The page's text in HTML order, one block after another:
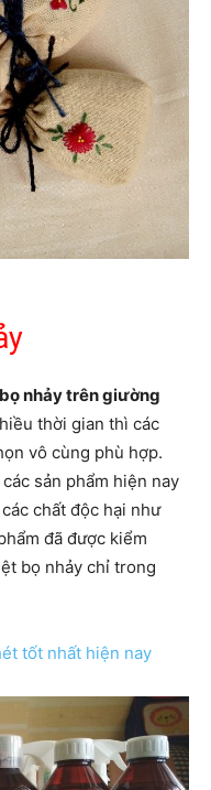
nhảy trên giường
thời gian thì các
vô cùng phù hợp.
sản phẩm hiện nay
chất độc hại như
đã được kiểm
bọ nhảy chỉ trong
tốt nhất hiện nay